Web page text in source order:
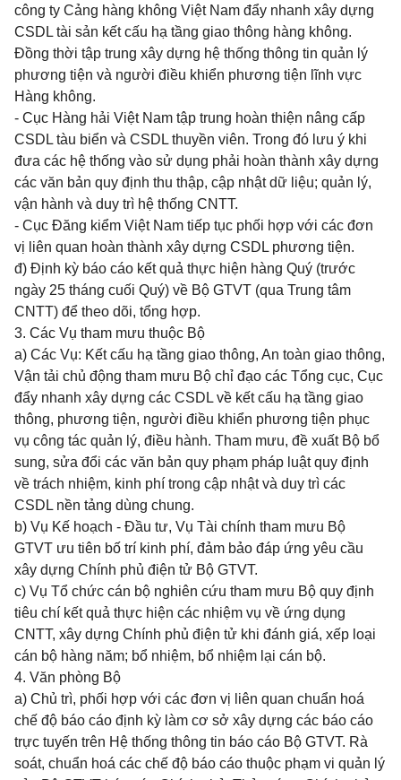
công ty Cảng hàng không Việt Nam đẩy nhanh xây dựng
CSDL tài sản kết cấu hạ tầng giao thông hàng không.
Đồng thời tập trung xây dựng hệ thống thông tin quản lý
phương tiện và người điều khiển phương tiện lĩnh vực
Hàng không.
- Cục Hàng hải Việt Nam tập trung hoàn thiện nâng cấp
CSDL tàu biển và CSDL thuyền viên. Trong đó lưu ý khi
đưa các hệ thống vào sử dụng phải hoàn thành xây dựng
các văn bản quy định thu thập, cập nhật dữ liệu; quản lý,
vận hành và duy trì hệ thống CNTT.
- Cục Đăng kiểm Việt Nam tiếp tục phối hợp với các đơn
vị liên quan hoàn thành xây dựng CSDL phương tiện.
đ) Định kỳ báo cáo kết quả thực hiện hàng Quý (trước
ngày 25 tháng cuối Quý) về Bộ GTVT (qua Trung tâm
CNTT) để theo dõi, tổng hợp.
3. Các Vụ tham mưu thuộc Bộ
a) Các Vụ: Kết cấu hạ tầng giao thông, An toàn giao thông,
Vận tải chủ động tham mưu Bộ chỉ đạo các Tổng cục, Cục
đẩy nhanh xây dựng các CSDL về kết cấu hạ tầng giao
thông, phương tiện, người điều khiển phương tiện phục
vụ công tác quản lý, điều hành. Tham mưu, đề xuất Bộ bổ
sung, sửa đổi các văn bản quy phạm pháp luật quy định
về trách nhiệm, kinh phí trong cập nhật và duy trì các
CSDL nền tảng dùng chung.
b) Vụ Kế hoạch - Đầu tư, Vụ Tài chính tham mưu Bộ
GTVT ưu tiên bố trí kinh phí, đảm bảo đáp ứng yêu cầu
xây dựng Chính phủ điện tử Bộ GTVT.
c) Vụ Tổ chức cán bộ nghiên cứu tham mưu Bộ quy định
tiêu chí kết quả thực hiện các nhiệm vụ về ứng dụng
CNTT, xây dựng Chính phủ điện tử khi đánh giá, xếp loại
cán bộ hàng năm; bổ nhiệm, bổ nhiệm lại cán bộ.
4. Văn phòng Bộ
a) Chủ trì, phối hợp với các đơn vị liên quan chuẩn hoá
chế độ báo cáo định kỳ làm cơ sở xây dựng các báo cáo
trực tuyến trên Hệ thống thông tin báo cáo Bộ GTVT. Rà
soát, chuẩn hoá các chế độ báo cáo thuộc phạm vi quản lý